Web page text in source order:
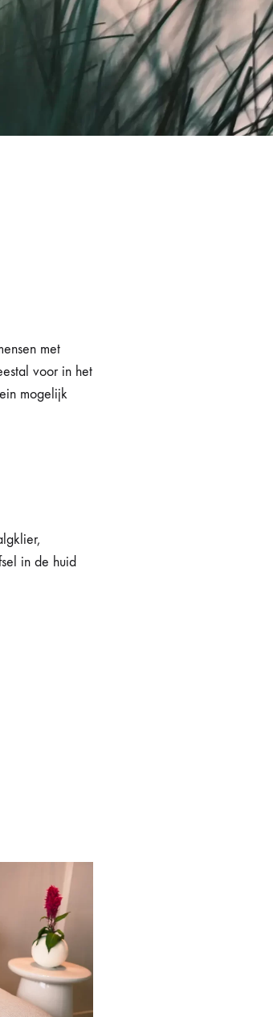
Fotona Dynamis NX
Gentle Max Pro
Hydrafacial Syndeo
LPG Endermologie
met
voor in het
mogelijk
in de huid